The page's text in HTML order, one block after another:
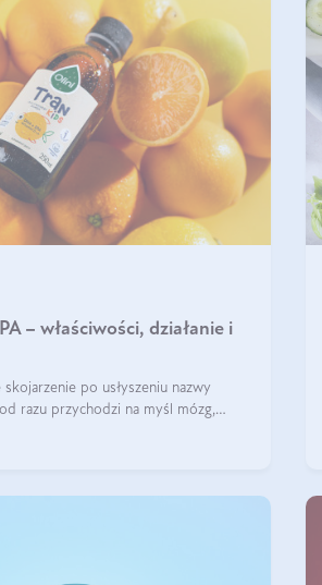
– właściwości, działanie i
po usłyszeniu nazwy
razu przychodzi na myśl mózg,
kwasach z tej rodziny: DHA oraz